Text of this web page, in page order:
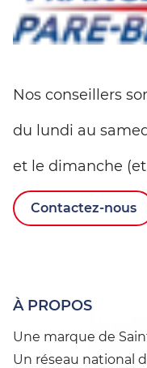
Nos conseillers
du lundi au
et le dimanche (et
Contactez-nous
À PROPOS
Une marque de
Un réseau national